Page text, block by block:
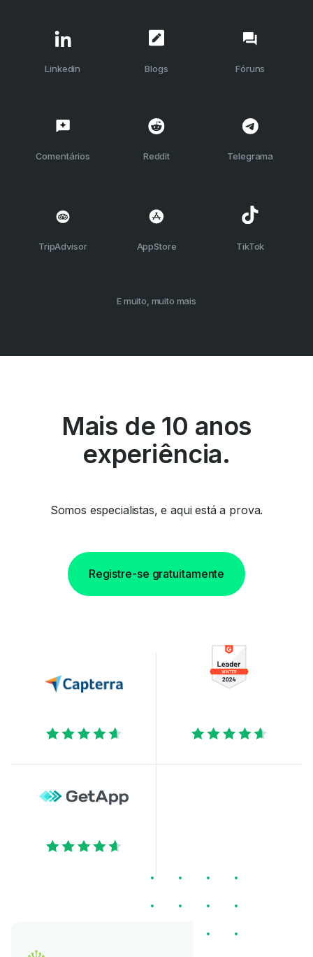
Linkedin Blogs Fóruns
Comentários Reddit Telegrama
TripAdvisor AppStore TikTok
E muito, muito mais
Mais de 10 anos
experiência.
Somos especialistas, e aqui está a prova.
Registre-se gratuitamente